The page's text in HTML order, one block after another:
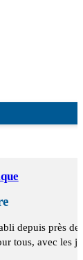
depuis près
tous, avec les